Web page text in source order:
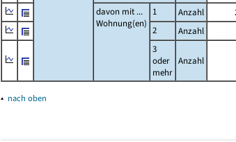
davon mit ...
Wohnung(en)
1 Anzahl
2
Anzahl
3
oder
mehr
Anzahl
▴ nach oben